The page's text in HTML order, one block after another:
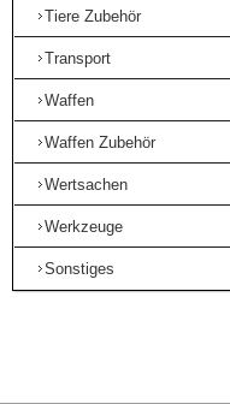
Tiere Zubehör
Transport
Waffen
Waffen Zubehör
Wertsachen
Werkzeuge
Sonstiges